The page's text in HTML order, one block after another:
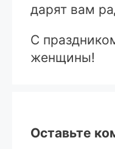
дарят вам
С
женщины!
Оставьте